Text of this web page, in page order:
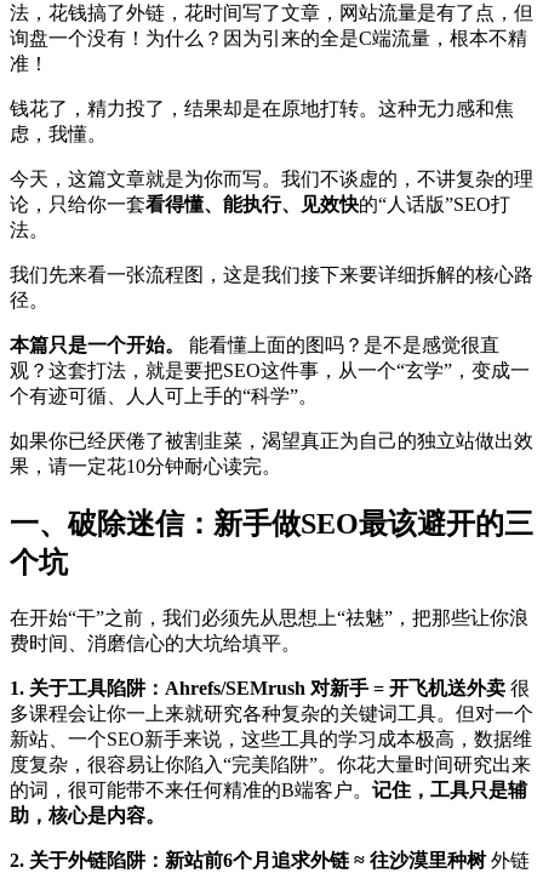
法，花钱搞了外链，花时间写了文章，网站流量是有了点，但
询盘一个没有！为什么？因为引来的全是C端流量，根本不精
准！
钱花了，精力投了，结果却是在原地打转。这种无力感和焦
虑，我懂。
今天，这篇文章就是为你而写。我们不谈虚的，不讲复杂的理
论，只给你一套看得懂、能执行、见效快的“人话版”SEO打
法。
我们先来看一张流程图，这是我们接下来要详细拆解的核心路
径。
本篇只是一个开始。
能看懂上面的图吗？是不是感觉很直
观？这套打法，就是要把SEO这件事，从一个“玄学”，变成一
个有迹可循、人人可上手的“科学”。
如果你已经厌倦了被割韭菜，渴望真正为自己的独立站做出效
果，请一定花10分钟耐心读完。
一、破除迷信：新手做SEO最该避开的三
个坑
在开始“干”之前，我们必须先从思想上“祛魅”，把那些让你浪
费时间、消磨信心的大坑给填平。
1. 关于工具陷阱：Ahrefs/SEMrush 对新手 = 开飞机送外卖 很
多课程会让你一上来就研究各种复杂的关键词工具。但对一个
新站、一个SEO新手来说，这些工具的学习成本极高，数据维
度复杂，很容易让你陷入“完美陷阱”。你花大量时间研究出来
的词，很可能带不来任何精准的B端客户。 记住，工具只是辅
助，核心是内容。
2. 关于外链陷阱：新站前6个月追求外链 ≈ 往沙漠里种树外链